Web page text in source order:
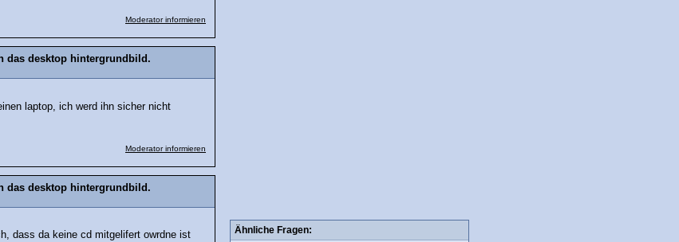
Moderator informieren
das desktop hintergrundbild.
laptop, ich werd ihn sicher nicht
Moderator informieren
das desktop hintergrundbild.
dass da keine cd mitgelifert owrdne ist
Ähnliche Fragen: